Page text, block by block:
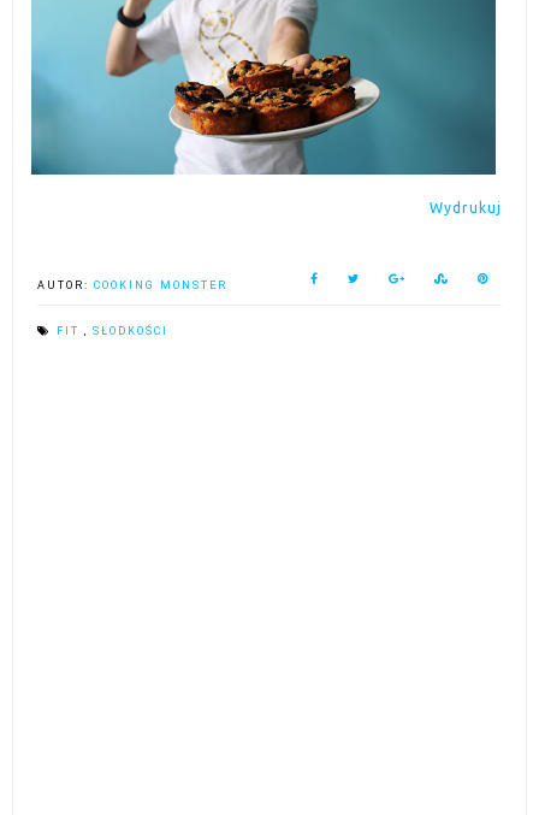
Wydrukuj
AUTOR: COOKING MONSTER
FIT , SŁODKOŚCI